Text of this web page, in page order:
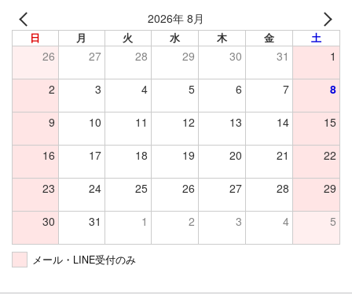
2026年 8月
日 月 火 水 木 金 土
26 27 28 29 30 31 1
2 3 4 5 6 7 8
9 10 11 12 13 14 15
16 17 18 19 20 21 22
23 24 25 26 27 28 29
30 31 1 2 3 4 5
メール・LINE受付のみ